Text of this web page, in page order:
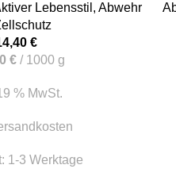
Lebensstil , Abwehr
€
€ / 1000 g
% MwSt.
1-3 Werktage